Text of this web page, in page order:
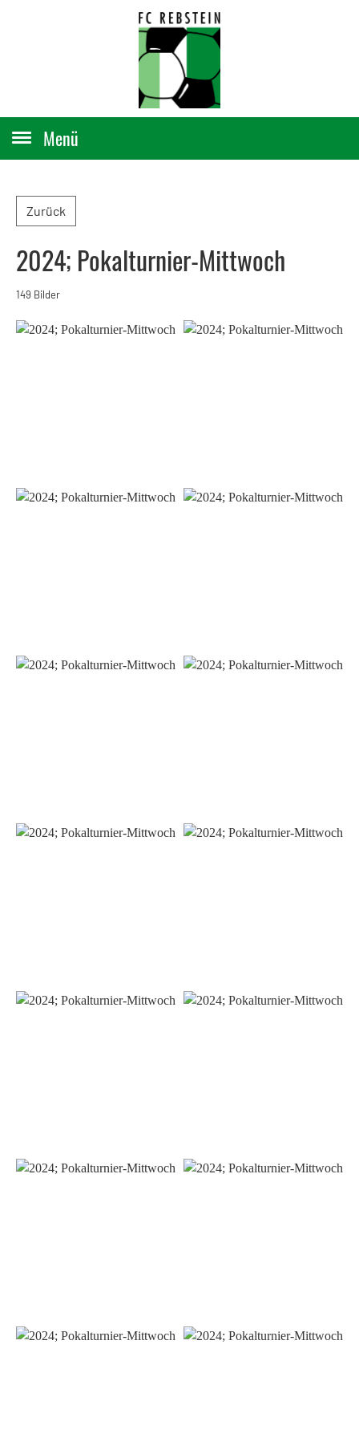
Menü
Zurück
2024; Pokalturnier-Mittwoch
149 Bilder